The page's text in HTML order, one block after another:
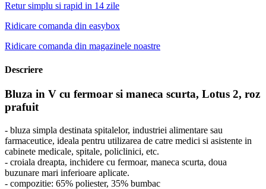
Retur simplu si rapid in 14 zile
Ridicare comanda din easybox
Ridicare comanda din magazinele noastre
Descriere
Bluza in V cu fermoar si maneca scurta, Lotus 2, roz
prafuit
- bluza simpla destinata spitalelor, industriei alimentare sau
farmaceutice, ideala pentru utilizarea de catre medici si asistente in
cabinete medicale, spitale, policlinici, etc.
- croiala dreapta, inchidere cu fermoar, maneca scurta, doua
buzunare mari inferioare aplicate.
- compozitie: 65% poliester, 35% bumbac